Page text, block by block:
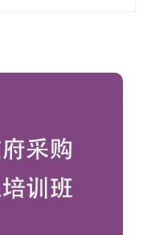
24日至2021年12
城区人民医院广西